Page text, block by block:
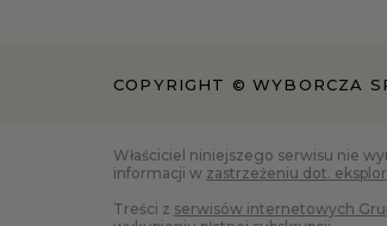
COPYRIGHT © WYBORCZA
Właściciel niniejszego serwisu nie
informacji w zastrzeżeniu dot.
Treści z serwisów internetowych